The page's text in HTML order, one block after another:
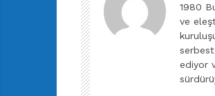
1980
ve
serbest
ediyor